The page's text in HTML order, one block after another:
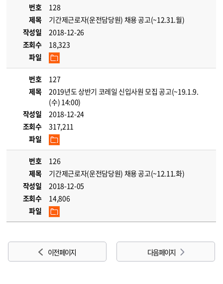
번호
128
제목
기간제근로자(운전담당원) 채용 공고(~12.31.월)
작성일
2018-12-26
조회수
18,323
파일
번호
127
제목
2019년도 상반기 코레일 신입사원 모집 공고(~19.1.9.
(수) 14:00)
작성일
2018-12-24
조회수
317,211
파일
번호
126
제목
기간제근로자(운전담당원) 채용 공고(~12.11.화)
작성일
2018-12-05
조회수
14,806
파일
이전 페이지 다음 페이지